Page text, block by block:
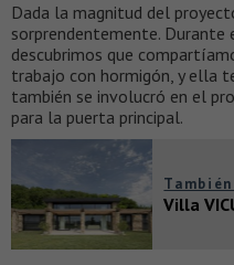
Dada la magnitud del
sorprendentemente. Durante
descubrimos que
trabajo con hormigón, y ella
también se involucró en el
para la puerta principal.
Villa